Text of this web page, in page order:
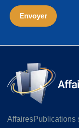
AffairesPublications